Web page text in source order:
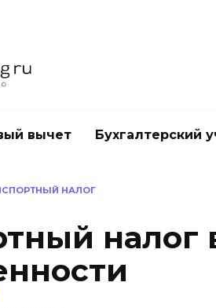
вычет Бухгалтерский
НАЛОГ
налог